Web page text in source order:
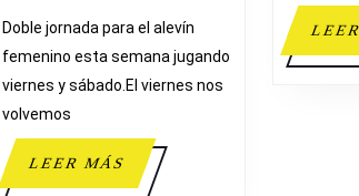
Doble jornada para el alevín
femenino esta semana jugando
viernes y sábado.El viernes nos
volvemos
LEER MÁSLEER
MÁS